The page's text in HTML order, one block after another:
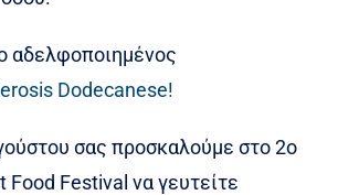
αδελφοποιημένος
Dodecanese!
σας προσκαλούμε στο 2ο
Food Festival να γευτείτε